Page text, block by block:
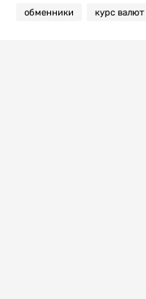
обменники курс валют